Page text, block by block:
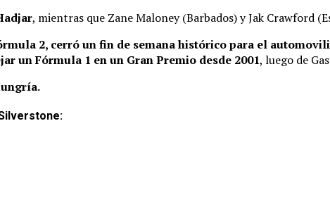
, mientras que Zane Maloney (Barbados) y Jak Crawford
2, cerró un fin de semana histórico para el
un Fórmula 1 en un Gran Premio desde 2001, luego de